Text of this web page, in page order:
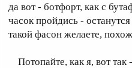
да вот - ботфорт, как с
часок пройдись -
такой фасон желаете,
Потопайте, как я, вот так